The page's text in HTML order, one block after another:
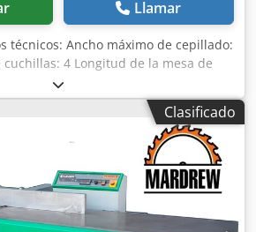
Llamar
técnicos: Ancho máximo de cepillado:
4 Longitud de la mesa de
Longitud de la mesa de descarga:
altura de la mesa de alimentación y
Rodillo de alimentación: SÍ Rodillo
SÍ Interruptor de seguridad: SÍ
Potencia del motor: 4 kW Dimensiones
H Hjlok Longitud: 2960 mm Ancho:
mm
Clasificado